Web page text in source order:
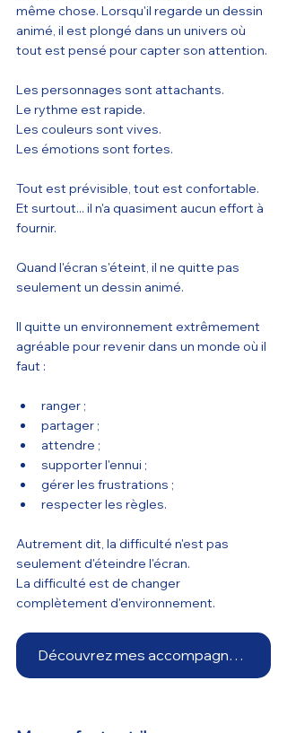
même chose. Lorsqu'il regarde un dessin
animé, il est plongé dans un univers où
tout est pensé pour capter son attention.
Les personnages sont attachants.
Le rythme est rapide.
Les couleurs sont vives.
Les émotions sont fortes.
Tout est prévisible, tout est confortable.
Et surtout... il n'a quasiment aucun effort à
fournir.
Quand l'écran s'éteint, il ne quitte pas
seulement un dessin animé.
Il quitte un environnement extrêmement
agréable pour revenir dans un monde où il
faut :
ranger ;
partager ;
attendre ;
supporter l'ennui ;
gérer les frustrations ;
respecter les règles.
Autrement dit, la difficulté n'est pas
seulement d'éteindre l'écran.
La difficulté est de changer
complètement d'environnement.
Découvrez mes accompagnements